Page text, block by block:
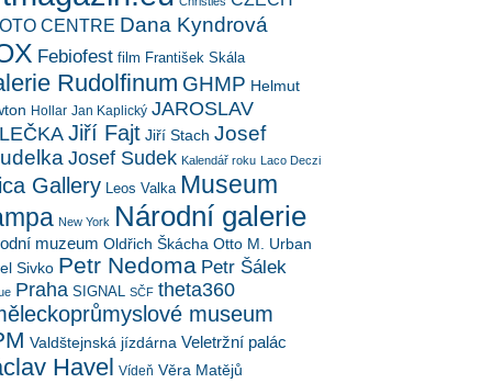
CENTRE Dana Kyndrová
Febiofest film František Skála
Rudolfinum GHMP Helmut
Hollar Jan Kaplický JAROSLAV
Jiří Fajt Jiří Stach Josef
Josef Sudek Kalendář roku Laco Deczi
Gallery Leos Valka Museum
New York Národní galerie
muzeum Oldřich Škácha Otto M. Urban
Sivko Petr Nedoma Petr Šálek
Praha SIGNAL SČF theta360
museum
Valdštejnská jízdárna Veletržní palác
Havel Vídeň Věra Matějů